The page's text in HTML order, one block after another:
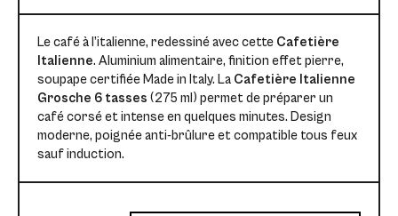
Le café à l’italienne, redessiné avec cette Cafetière
Italienne. Aluminium alimentaire, finition effet pierre,
soupape certifiée Made in Italy. La Cafetière Italienne
Grosche 6 tasses (275 ml) permet de préparer un
café corsé et intense en quelques minutes. Design
moderne, poignée anti-brûlure et compatible tous feux
sauf induction.